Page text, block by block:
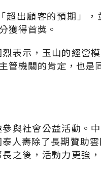
出顧客的預期」
獲得首獎。
表示，玉山的經營
管機關的肯定，也是
與社會公益活動。
人壽除了長期贊助
之後，活動力更強